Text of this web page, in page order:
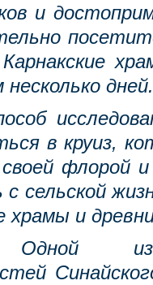
и
дней.
в круиз,
флорой
с сельской
и
Одной